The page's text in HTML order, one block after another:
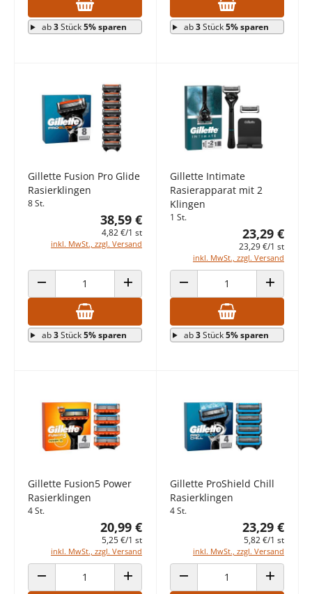
ab3Stück5% sparen ab3Stück5% sparen
Gillette Fusion Pro Glide
Rasierklingen
8 St.
38,59 €
4,82 €/1 st
inkl. MwSt., zzgl. Versand
ANZAHL VERRINGERN ANZAHL ERHÖHEN
ab3Stück5% sparen
Gillette Intimate
Rasierapparat mit 2
Klingen
1 St.
23,29 €
23,29 €/1 st
inkl. MwSt., zzgl. Versand
ANZAHL VERRINGERN ANZAHL
ab3Stück5% sparen
Gillette Fusion5 Power
Rasierklingen
4 St.
20,99 €
5,25 €/1 st
inkl. MwSt., zzgl. Versand
ANZAHL VERRINGERN ANZAHL ERHÖHEN
Gillette ProShield Chill
Rasierklingen
4 St.
23,29 €
5,82 €/1 st
inkl. MwSt., zzgl. Versand
ANZAHL VERRINGERN ANZAHL